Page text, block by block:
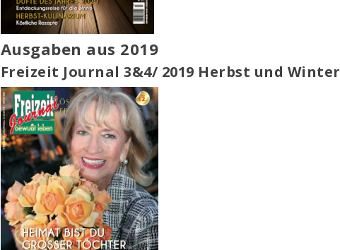
Ausgaben aus 2019
Freizeit Journal 3&4/ 2019 Herbst und Winter